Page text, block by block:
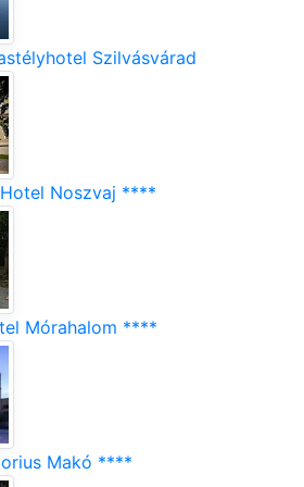
Szilvásvárad
Noszvaj ****
Mórahalom ****
Makó ****